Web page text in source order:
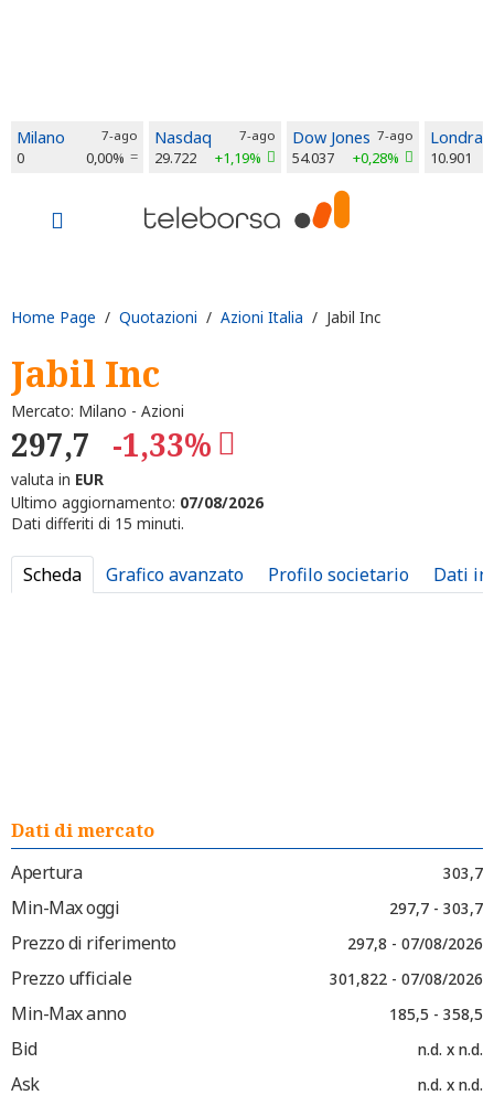
Milano 7-ago
0 0,00%
Nasdaq 7-ago
29.722 +1,19%
Dow Jones 7-ago
54.037 +0,28%
Londra
10.901
Home Page / Quotazioni / Azioni Italia / Jabil Inc
Jabil Inc
Mercato: Milano - Azioni
297,7 -1,33%
valuta in EUR
Ultimo aggiornamento: 07/08/2026
Dati differiti di 15 minuti.
Scheda Grafico avanzato Profilo societario Dati
Dati di mercato
Apertura
303,7
Min-Max oggi 297,7 - 303,7
Prezzo di riferimento 297,8 - 07/08/2026
Prezzo ufficiale 301,822 - 07/08/2026
Min-Max anno 185,5 - 358,5
Bid n.d. x n.d.
Ask n.d. x n.d.